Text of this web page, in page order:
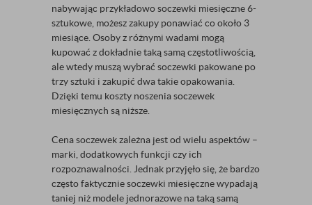
nabywając przykładowo soczewki miesięczne 6-
sztukowe, możesz zakupy ponawiać co około 3
miesiące. Osoby z różnymi wadami mogą
kupować z dokładnie taką samą częstotliwością,
ale wtedy muszą wybrać soczewki pakowane po
trzy sztuki i zakupić dwa takie opakowania.
Dzięki temu koszty noszenia soczewek
miesięcznych są niższe.
Cena soczewek zależna jest od wielu aspektów –
marki, dodatkowych funkcji czy ich
rozpoznawalności. Jednak przyjęło się, że bardzo
często faktycznie soczewki miesięczne wypadają
taniej niż modele jednorazowe na taką samą